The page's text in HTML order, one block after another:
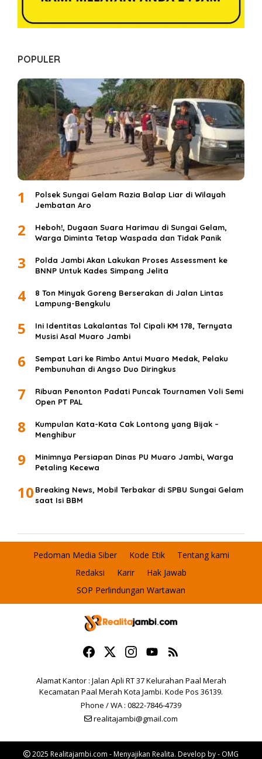
POPULER
1
Polsek Sungai Gelam Razia Balap Liar di Wilayah
Jembatan Aro
2
Heboh!, Dugaan Suara Harimau di Sungai Gelam,
Warga Diminta Tetap Waspada dan Tidak Panik
3
Polda Jambi Akan Lakukan Proses Assessment ke
BNNP Untuk Kades Simpang Jelita
4
8 Ton Minyak Goreng Berserakan di Jalan Lintas
Lampung-Bengkulu
5
Ini Identitas Lakalantas Tol Cipali KM 178, Ternyata
Musisi Asal Muaro Jambi
6
Sempat Lari ke Rimbo Antui Muaro Medak, Pelaku
Pembunuhan di Angso Duo Diringkus
7
Ribuan Penonton Padati Puncak Tournamen Voli Semi
Open PT PAL
8
Kumpulan Kata-Kata Cak Lontong yang Bijak –
Menghibur
9
Minimnya Persiapan Dinas PU Muaro Jambi, Warga
Petaling Kecewa
10 Breaking News, Mobil Terbakar di SPBU Sungai Gelam
saat Isi BBM
Pedoman Media Siber Kode Etik
Tentang kami
Redaksi
Karir
Hak Jawab
SOP Perlindungan Wartawan
Alamat Kantor : Jalan Apli RT 37 Kelurahan Paal Merah
Kecamatan Paal Merah Kota Jambi. Kode Pos 36139.
Phone / WA : 0822-7846-4739
realitajambi@gmail.com
2025 Realitajambi.com - Menyajikan Realita. Develop by - OMG